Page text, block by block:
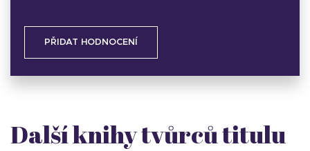
PŘIDAT HODNOCENÍ
Další knihy tvůrců titulu